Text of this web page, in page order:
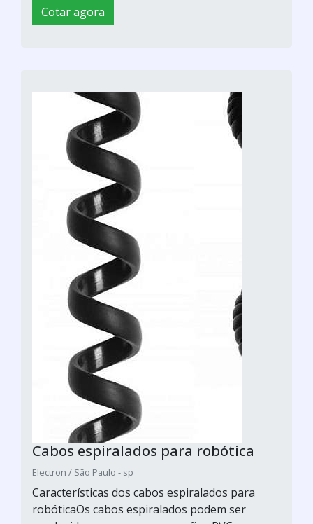
Cotar agora
Cabos espiralados para robótica
Electron / São Paulo - sp
Características dos cabos espiralados para
robóticaOs cabos espiralados podem ser